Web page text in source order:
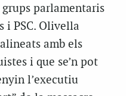
parlamentaris
i PSC. Olivella
amb els
i que se’n pot
l’executiu